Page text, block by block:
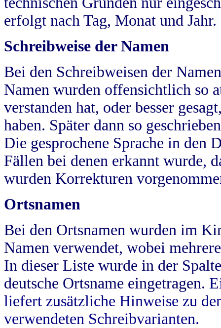
erfolgt nach Tag, Monat und Jahr.
Schreibweise der Namen
Bei den Schreibweisen der
Namen wurden offensichtlich so
verstanden hat, oder besser
haben. Später dann so
Die gesprochene Sprache in
Fällen bei denen erkannt wurde,
wurden Korrekturen
Ortsnamen
Bei den Ortsnamen wurden im
Namen verwendet, wobei
In dieser Liste wurde in der
deutsche Ortsname eingetragen.
liefert zusätzliche Hinweise zu
verwendeten Schreibvarianten.